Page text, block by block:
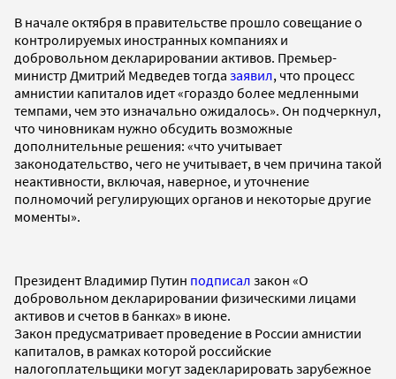
В начале октября в правительстве прошло совещание о
контролируемых иностранных компаниях и
добровольном декларировании активов. Премьер-
министр Дмитрий Медведев тогда заявил, что процесс
амнистии капиталов идет «гораздо более медленными
темпами, чем это изначально ожидалось». Он подчеркнул,
что чиновникам нужно обсудить возможные
дополнительные решения: «что учитывает
законодательство, чего не учитывает, в чем причина такой
неактивности, включая, наверное, и уточнение
полномочий регулирующих органов и некоторые другие
моменты».
Президент Владимир Путин подписал закон «О
добровольном декларировании физическими лицами
активов и счетов в банках» в июне.
Закон предусматривает проведение в России амнистии
капиталов, в рамках которой российские
налогоплательщики могут задекларировать зарубежное